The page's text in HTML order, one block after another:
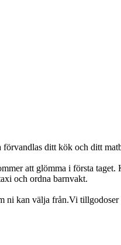
ditt kök och ditt
att glömma i första
och ordna barnvakt.
kan välja från.Vi